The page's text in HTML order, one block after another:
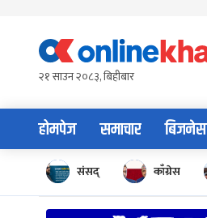
content२१ साउन २०८३, बिहीबार
होमपेज समाचार बिजनेस
संसद् काँग्रेस